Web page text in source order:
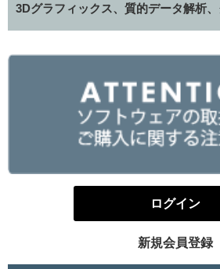
3Dグラフィックス、質的データ解析
ログイン
新規会員登録